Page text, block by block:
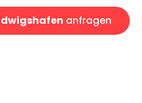
anfragen